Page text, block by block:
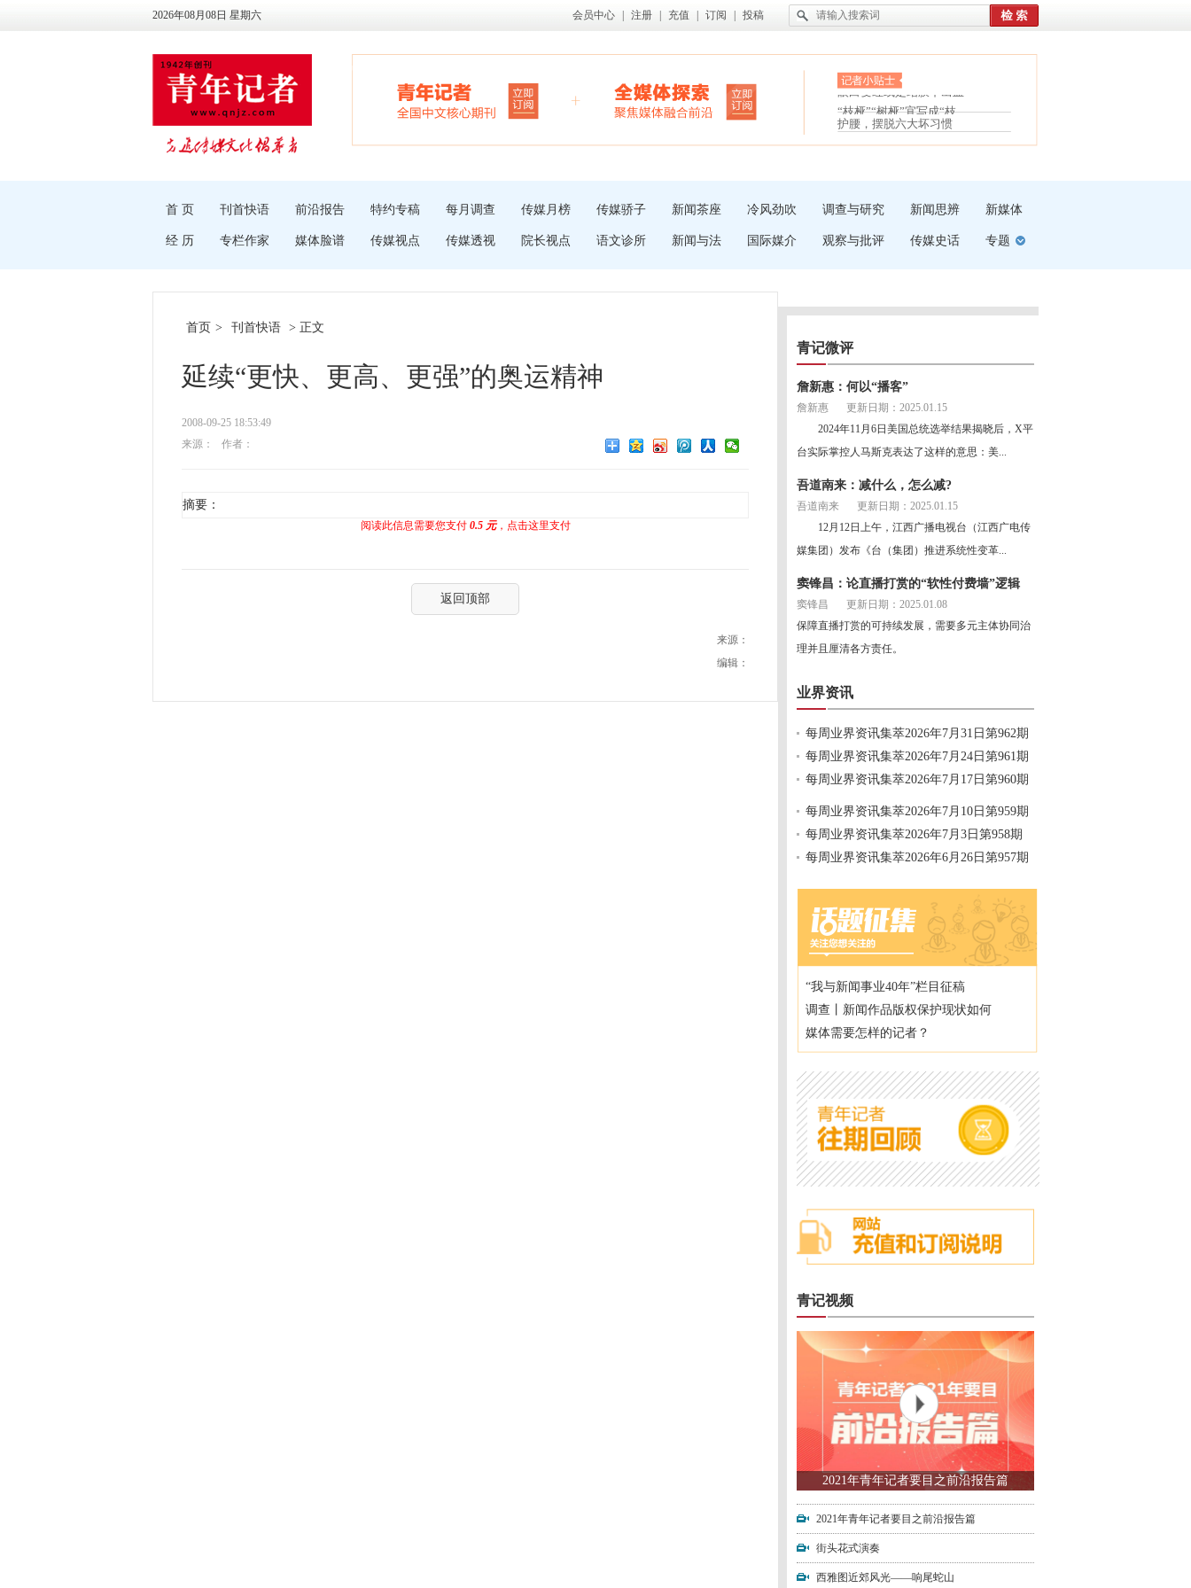
2026年08月08日 星期六 会员中心 注册 充值 订阅 投稿
眼白变红或是结膜下出血
“枝桠”“树桠”宜写成“枝...
夏天缓解疲劳有三招
护腰，摆脱六大坏习惯
受伤了冰敷还是热敷
首 页 刊首快语 前沿报告 特约专稿 每月调查 传媒月榜 传媒骄子 新闻茶座 冷风劲吹 调查与研究 新闻思辨 新媒体
经 历 专栏作家 媒体脸谱 传媒视点 传媒透视 院长视点 语文诊所 新闻与法 国际媒介 观察与批评 传媒史话 专题
首页 > 刊首快语 > 正文
延续“更快、更高、更强”的奥运精神
2008-09-25 18:53:49
来源：
作者：
摘要：
阅读此信息需要您支付 0.5 元，点击这里支付
返回顶部
来源：
编辑：
青记微评
詹新惠：何以“播客”
詹新惠
更新日期：2025.01.15
2024年11月6日美国总统选举结果揭晓后，X平
台实际掌控人马斯克表达了这样的意思：美...
吾道南来：减什么，怎么减?
吾道南来
更新日期：2025.01.15
12月12日上午，江西广播电视台（江西广电传
媒集团）发布《台（集团）推进系统性变革...
窦锋昌：论直播打赏的“软性付费墙”逻辑
窦锋昌
更新日期：2025.01.08
保障直播打赏的可持续发展，需要多元主体协同治
理并且厘清各方责任。
业界资讯
每周业界资讯集萃2026年7月31日第962期
每周业界资讯集萃2026年7月24日第961期
每周业界资讯集萃2026年7月17日第960期
每周业界资讯集萃2026年7月10日第959期
每周业界资讯集萃2026年7月3日第958期
每周业界资讯集萃2026年6月26日第957期
“我与新闻事业40年”栏目征稿
调查丨新闻作品版权保护现状如何
媒体需要怎样的记者？
青记视频
2021年青年记者要目之前沿报告篇
2021年青年记者要目之前沿报告篇
街头花式演奏
西雅图近郊风光——响尾蛇山